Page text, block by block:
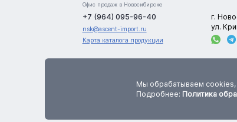
Офис продаж в Новосибирске
+7 (964) 095-96-40
nsk@ascent-import.ru
Карта каталога продукции
г.
ул.
цена, количество и характеристики товаров указаны приблизительно.
по данным параметрам необходимо уточнять у менеджеров компании до
Мы обрабатываем cookies,
Подробнее: Политика